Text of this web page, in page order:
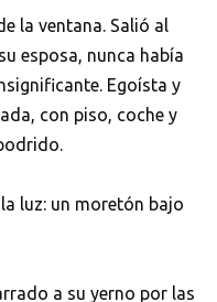
la ventana. Salió al
esposa, nunca había
Egoísta y
con piso, coche y
luz: un moretón bajo
a su yerno por las